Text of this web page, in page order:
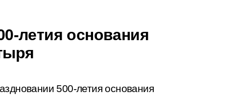
летия основания
500-летия основания